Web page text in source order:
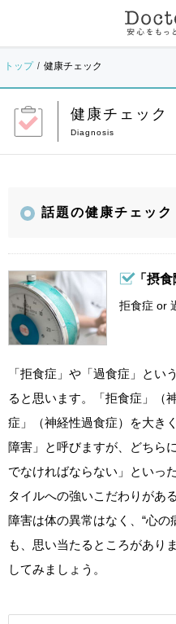
トップ 健康チェック
健康チェック
話題の健康チェック
「摂食
拒食症 or
「拒食症」や「過食症」とい
ると思います。「拒食症」（
症」（神経性過食症）を大き
障害」と呼びますが、どちら
でなければならない」といっ
タイルへの強いこだわりがあ
障害は体の異常はなく、“心の
も、思い当たるところがあり
してみましょう。